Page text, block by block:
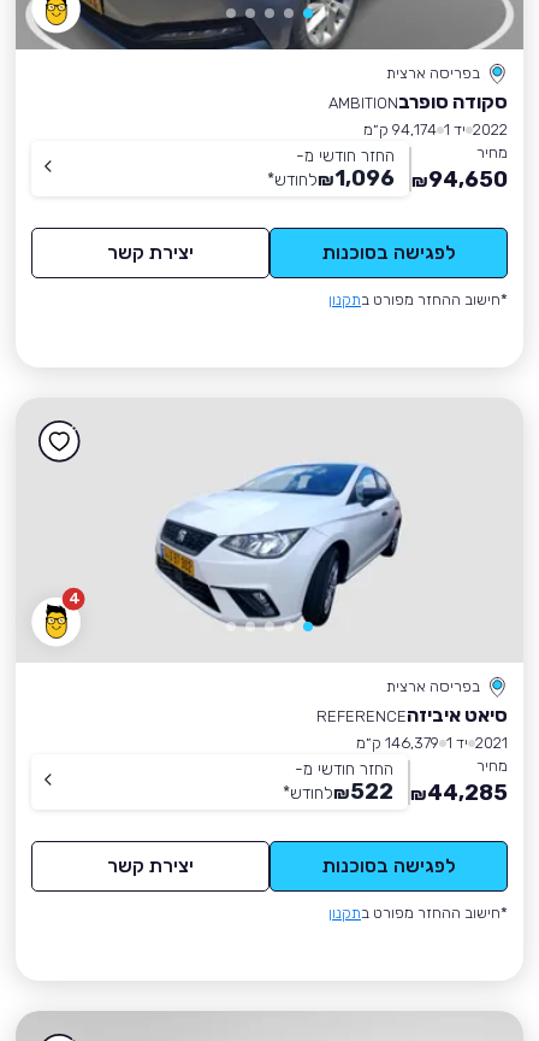
בפריסה ארצית
סקודה סופרבAMBITION
2022 יד 1
94,174 ק״מ
מחיר
94,650
₪
החזר חודשי מ-
1,096
₪לחודש*
לפגישה בסוכנות יצירת קשר
*חישוב ההחזר מפורט בתקנון
4
בפריסה ארצית
סיאט איביזהREFERENCE
2021 יד 1
146,379 ק״מ
מחיר
44,285
₪
החזר חודשי מ-
522
₪לחודש*
לפגישה בסוכנות יצירת קשר
*חישוב ההחזר מפורט בתקנון